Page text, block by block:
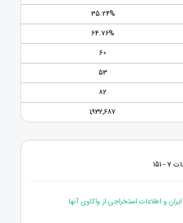
35.24%
64.76%
60
53
82
1,932,687